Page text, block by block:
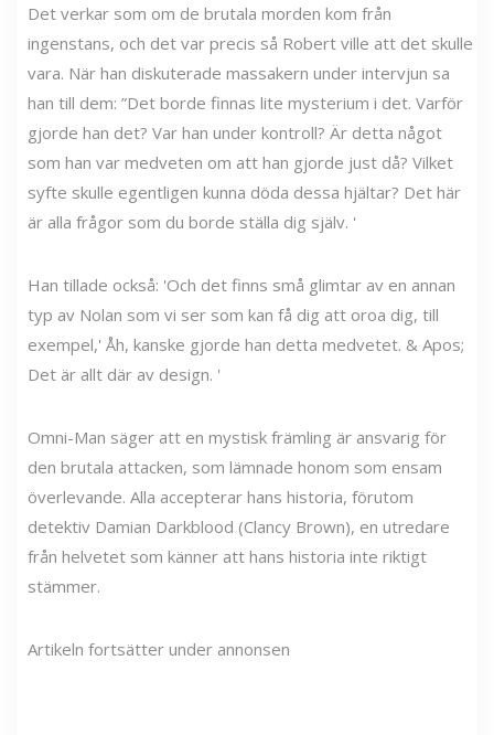
Det verkar som om de brutala morden kom från
ingenstans, och det var precis så Robert ville att det skulle
vara. När han diskuterade massakern under intervjun sa
han till dem: ”Det borde finnas lite mysterium i det. Varför
gjorde han det? Var han under kontroll? Är detta något
som han var medveten om att han gjorde just då? Vilket
syfte skulle egentligen kunna döda dessa hjältar? Det här
är alla frågor som du borde ställa dig själv. '
Han tillade också: 'Och det finns små glimtar av en annan
typ av Nolan som vi ser som kan få dig att oroa dig, till
exempel,' Åh, kanske gjorde han detta medvetet. & Apos;
Det är allt där av design. '
Omni-Man säger att en mystisk främling är ansvarig för
den brutala attacken, som lämnade honom som ensam
överlevande. Alla accepterar hans historia, förutom
detektiv Damian Darkblood (Clancy Brown), en utredare
från helvetet som känner att hans historia inte riktigt
stämmer.
Artikeln fortsätter under annonsen